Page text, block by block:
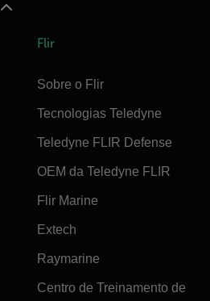
Flir
Sobre o Flir
Tecnologias Teledyne
Teledyne FLIR Defense
OEM da Teledyne FLIR
Flir Marine
Extech
Raymarine
Centro de Treinamento de